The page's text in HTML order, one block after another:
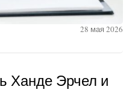
28 мая 2026
Ханде Эрчел и